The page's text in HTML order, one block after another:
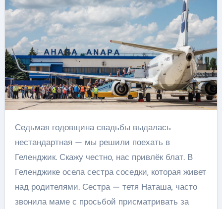
Седьмая годовщина свадьбы выдалась
нестандартная — мы решили поехать в
Геленджик. Скажу честно, нас привлёк блат. В
Геленджике осела сестра соседки, которая живет
над родителями. Сестра — тетя Наташа, часто
звонила маме с просьбой присматривать за